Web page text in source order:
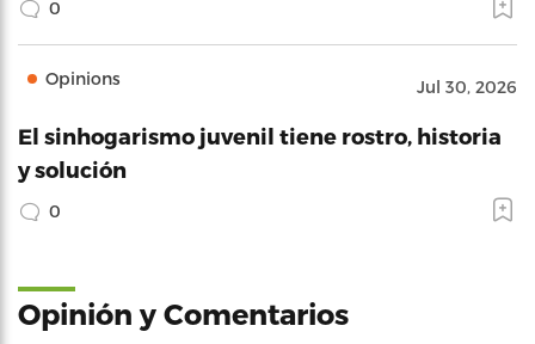
0
Opinions Jul 30, 2026
El sinhogarismo juvenil tiene rostro, historia
y solución
0
Opinión y Comentarios